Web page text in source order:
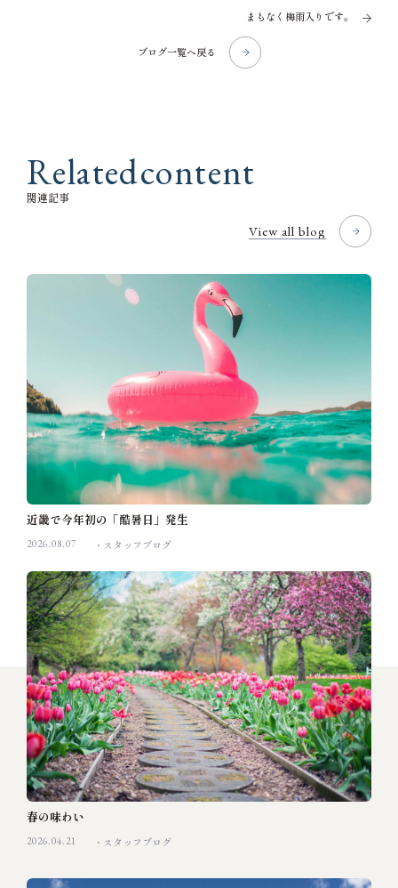
ブログ一覧へ戻る
まもなく梅雨入りです。
関連記事
Relatedcontent
View all blog
近畿で今年初の「酷暑日」発生
2026.08.07 スタッフブログ
春の味わい
2026.04.21 スタッフブログ